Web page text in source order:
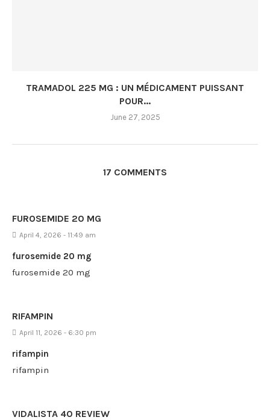
TRAMADOL 225 MG : UN MÉDICAMENT PUISSANT
POUR...
June 27, 2025
17 COMMENTS
FUROSEMIDE 20 MG
April 4, 2026 - 11:49 am
furosemide 20 mg
furosemide 20 mg
RIFAMPIN
April 11, 2026 - 6:30 pm
rifampin
rifampin
VIDALISTA 40 REVIEW